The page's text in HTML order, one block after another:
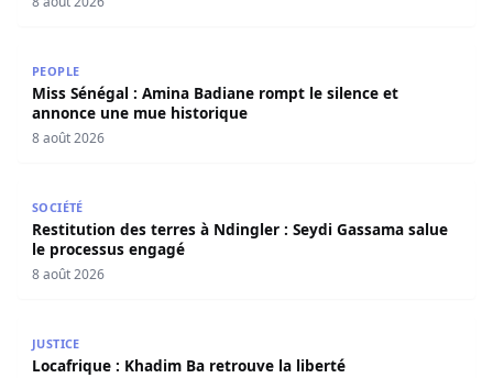
PEOPLE
Miss Sénégal : Amina Badiane rompt le silence et
annonce une mue historique
8 août 2026
SOCIÉTÉ
Restitution des terres à Ndingler : Seydi Gassama salue
le processus engagé
8 août 2026
JUSTICE
Locafrique : Khadim Ba retrouve la liberté